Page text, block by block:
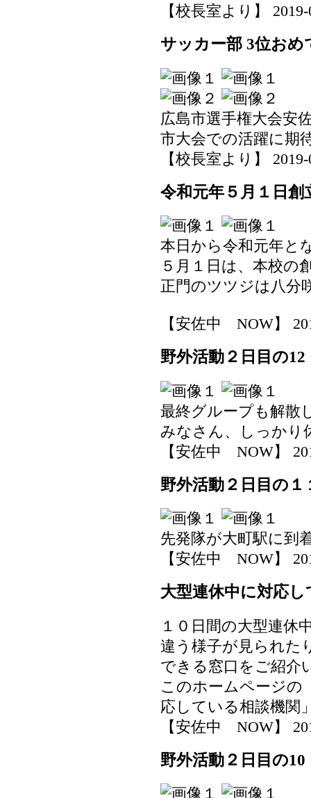
【校長室より】
サッカー部 3位おめ
広島市選手権大会安
市大会での活躍に期
【校長室より】
令和元年５月１日創
本日から令和元年と
５月１日は、本校の
正門のツツジは八分
【安佐中 NOW】
野外活動２日目の12
最終グループも解散
みなさん、しっかり
【安佐中 NOW】
野外活動２日目の１
先発隊が大町駅に到
【安佐中 NOW】
大型連休中に対応
１０日間の大型連休
違う様子が見られた
できる窓口をご紹介
このホームページの
応している相談機関
【安佐中 NOW】
野外活動２日目の10